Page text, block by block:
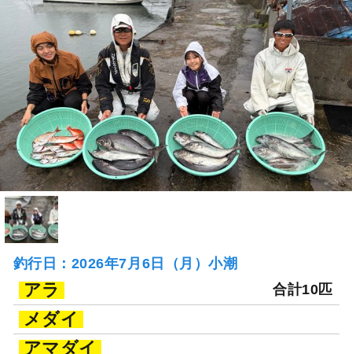
釣行日：2026年7月6日（月）小潮
アラ 合計10匹
メダイ
アマダイ